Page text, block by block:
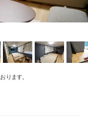
ります。